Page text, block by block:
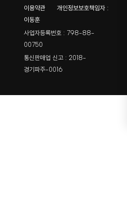
이용약관
개인정보보호책임자 :
이동훈
사업자등록번호 : 798-88-
00750
통신판매업 신고 : 2018-
경기파주-0016